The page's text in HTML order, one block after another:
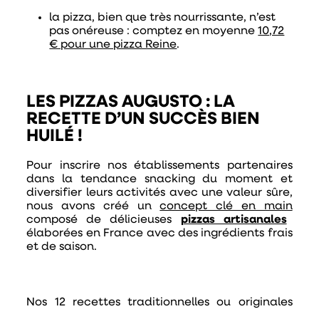
la pizza, bien que très nourrissante, n’est
pas onéreuse : comptez en moyenne10,72
€ pour une pizza Reine.
LES PIZZAS AUGUSTO : LA
RECETTE D’UN SUCCÈS BIEN
HUILÉ !
Pour inscrire nos établissements partenaires
dans la tendance snacking du moment et
diversifier leurs activités avec une valeur sûre,
nous avons créé unconcept clé en main
composé de délicieuses
pizzas artisanales
élaborées en France avec des ingrédients frais
et de saison.
Nos 12 recettes traditionnelles ou originales